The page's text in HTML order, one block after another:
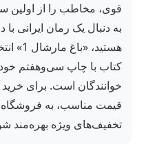
قوی، مخاطب را از اولین
به دنبال یک رمان ایرانی
کتاب با چاپ سی‌وهفتم
خوانندگان است. برای
قیمت مناسب، به فروشگاه
تخفیف‌های ویژه بهره‌مند